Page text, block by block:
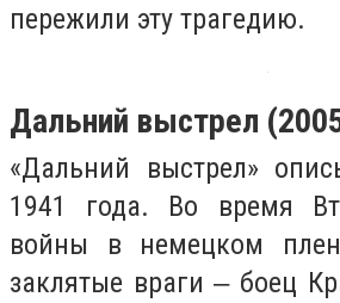
пережили эту трагедию.
Дальний выстрел
«Дальний выстрел»
1941 года. Во время
войны в немецком
заклятые враги ‒ боец